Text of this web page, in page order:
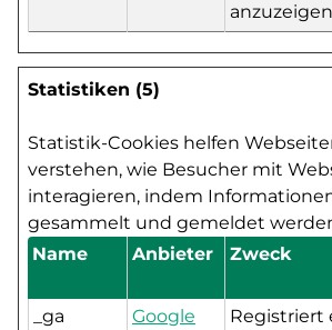
Statistiken (5)
Statistik-Cookies helfen
verstehen, wie Besucher mit
interagieren, indem
gesammelt und gemeldet
Name
Anbieter Zweck
_ga
Google
Registriert